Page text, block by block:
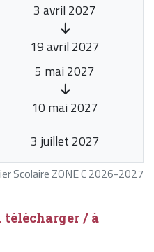
Scolaire ZONE C 2026-2027
3 avril 2027
19 avril 2027
5 mai 2027
10 mai 2027
3 juillet 2027
télécharger / à